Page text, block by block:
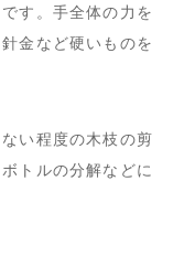
す。手全体の力を
金など硬いものを
い程度の木枝の剪
トルの分解などに